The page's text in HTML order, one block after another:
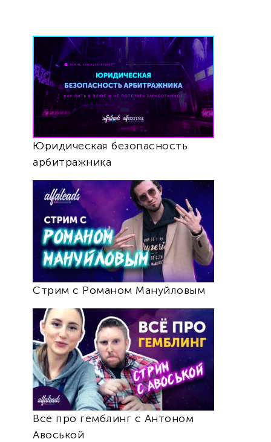
Юридическая безопасность
арбитражника
Стрим с Романом Мануйловым
Всё про гемблинг с Антоном
Авоськой